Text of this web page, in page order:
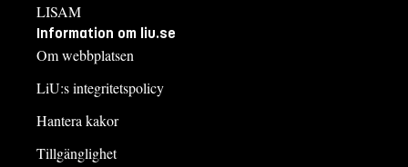
LISAM
Information om liu.se
Om webbplatsen
LiU:s integritetspolicy
Hantera kakor
Tillgänglighet